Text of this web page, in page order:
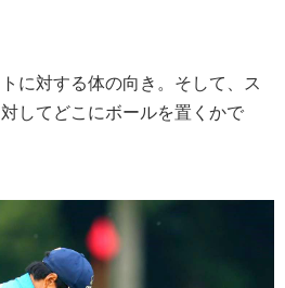
に対する体の向き。そして、ス
してどこにボールを置くかで